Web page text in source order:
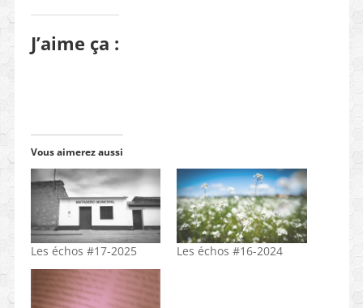
J’aime ça :
Vous aimerez aussi
Les échos #17-2025 Les échos #16-2024